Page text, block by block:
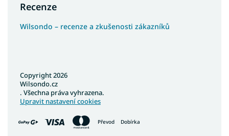
Recenze
Wilsondo – recenze a zkušenosti zákazníků
Převod Dobírka
Copyright 2026
Wilsondo.cz
. Všechna práva vyhrazena.
Upravit nastavení cookies